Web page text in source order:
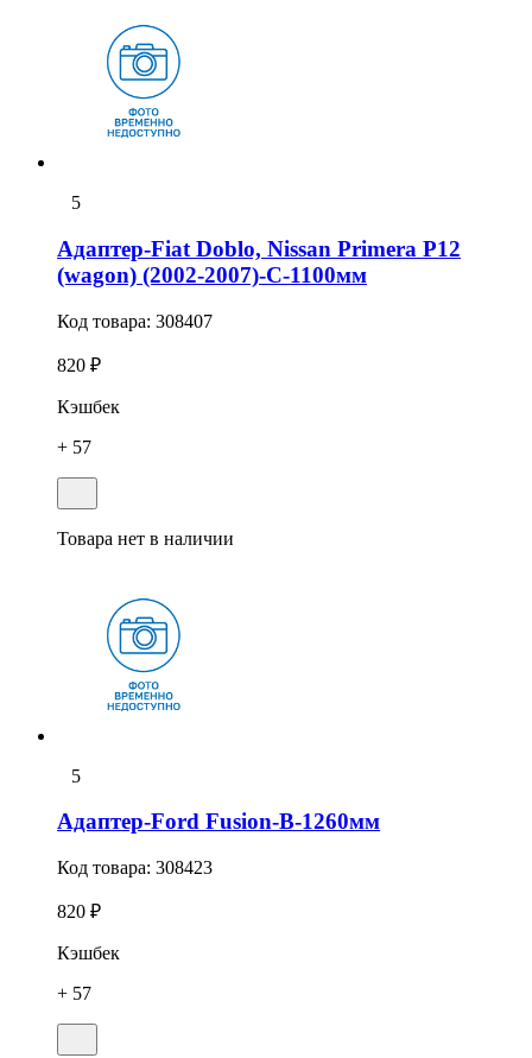
5
Адаптер-Fiat Doblo, Nissan Primera P12
(wagon) (2002-2007)-С-1100мм
Код товара: 308407
820 ₽
Кэшбек
+ 57
Товара нет в наличии
5
Адаптер-Ford Fusion-В-1260мм
Код товара: 308423
820 ₽
Кэшбек
+ 57